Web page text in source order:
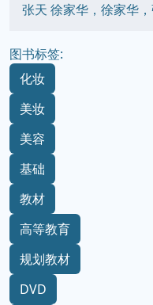
张天 徐家华，徐家华
图书标签:
化妆
美妆
美容
基础
教材
高等教育
规划教材
DVD